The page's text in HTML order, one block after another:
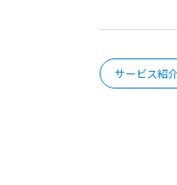
サービス紹介